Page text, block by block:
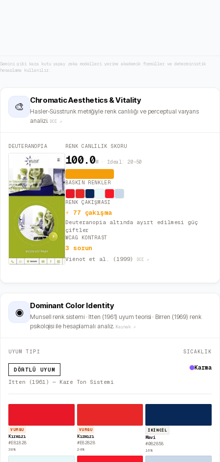
Gemini gibi kara kutu yapay zeka modelleri yerine akademik formüller ve deterministik
hesaplama kullanılır.
🎨
Chromatic Aesthetics & Vitality
Hasler-Süsstrunk metriğiyle renk canlılığı ve perceptual varyans
analizi. DOI ↗
DEUTERANOPIA RENK CANLILIK SKORU
100.0M · İdeal: 20–50
BASKIN RENKLER
RENK ÇAKIŞMASI
⚡ 77 çakışma
Deuteranopia altında ayırt edilmesi güç
çiftler
WCAG KONTRAST
3 sorun
Viénot et al. (1999) DOI ↗
◉
Dominant Color Identity
Munsell renk sistemi · Itten (1961) uyum teorisi · Birren (1969) renk
psikolojisi ile hesaplamalı analiz. Kaynak ↗
UYUM TİPİ
DÖRTLÜ UYUM
Itten (1961) — Kare Ton Sistemi
SICAKLIK
Karma
VURGU
Kırmızı
#E81828
38%
VURGU
Kırmızı
#E82828
24%
İKINCIL
Mavi
#082858
16%